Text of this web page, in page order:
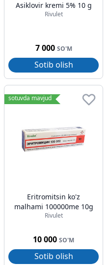
Asiklovir kremi 5% 10 g
Rivulet
7 000 SO'M
Sotib olish
sotuvda mavjud
Eritromitsin ko'z
malhami 100000me 10g
Rivulet
10 000 SO'M
Sotib olish